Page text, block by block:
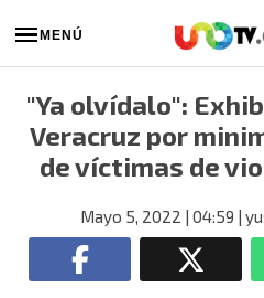
MENÚ
"Ya olvídalo":
Veracruz por
de víctimas de
Mayo 5, 2022 | 04:59 |